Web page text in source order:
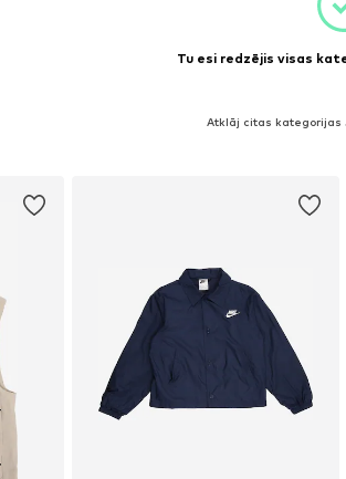
Tu esi redzējis visas
Atklāj citas kategorijas